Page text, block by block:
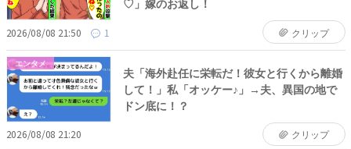
♡」嫁のお返し！
2026/08/08 21:50 1 クリップ
エンタメ
夫「海外赴任に栄転だ！彼女と行くから離婚
して！」私「オッケー♪」→夫、異国の地で
ドン底に！？
2026/08/08 21:20 クリップ